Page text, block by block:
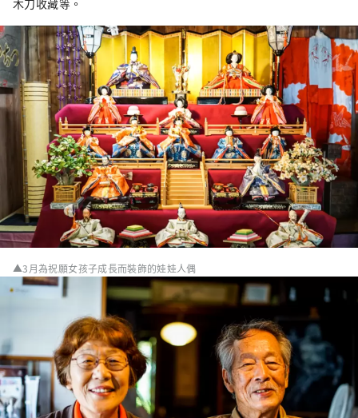
木刀收藏等。
▲3月為祝願女孩子成長而裝飾的娃娃人偶